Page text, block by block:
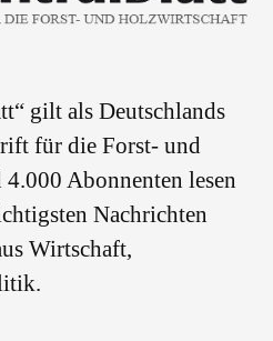
gilt als Deutschlands
für die Forst- und
Abonnenten lesen
Nachrichten
Wirtschaft,